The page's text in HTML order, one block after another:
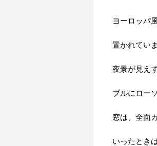
ヨーロッパ
置かれてい
夜景が見え
ブルにロー
窓は、全面
いったとき